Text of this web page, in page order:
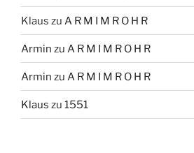
Klaus zu A R M I M R O H R
Armin zu A R M I M R O H R
Armin zu A R M I M R O H R
Klaus zu 1551